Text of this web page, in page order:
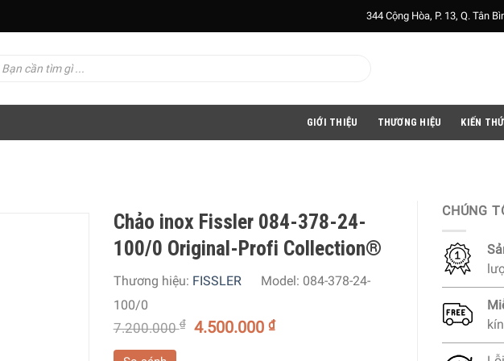
344 Cộng Hòa, P. 13, Q. Tân
GIỚI THIỆU THƯƠNG HIỆU KIẾN
Chảo inox Fissler 084-378-24-
100/0 Original-Profi Collection®
Thương hiệu: FISSLER Model: 084-378-24-
100/0
7.200.000₫ 4.500.000₫
CHÚNG